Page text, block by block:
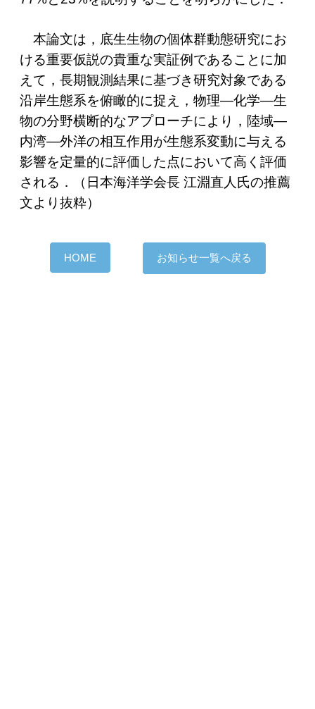
本論文は，底生生物の個体群動態研究にお
ける重要仮説の貴重な実証例であることに加
えて，長期観測結果に基づき研究対象である
沿岸生態系を俯瞰的に捉え，物理―化学―生
物の分野横断的なアプローチにより，陸域―
内湾―外洋の相互作用が生態系変動に与える
影響を定量的に評価した点において高く評価
される．（日本海洋学会長 江淵直人氏の推薦
文より抜粋）
HOME お知らせ一覧へ戻る